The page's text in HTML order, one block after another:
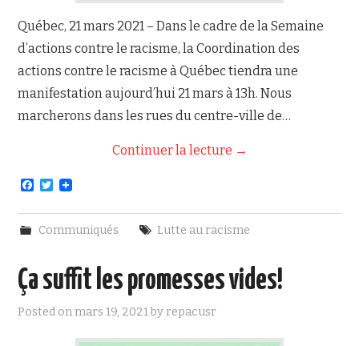
Québec, 21 mars 2021 – Dans le cadre de la Semaine
d’actions contre le racisme, la Coordination des
actions contre le racisme à Québec tiendra une
manifestation aujourd’hui 21 mars à 13h. Nous
marcherons dans les rues du centre-ville de…
Continuer la lecture →
F
c
e
b
k
T
i
t
Communiqués Lutte au racisme
Ça suffit les promesses vides!
Posted onmars 19, 2021byrepacusr